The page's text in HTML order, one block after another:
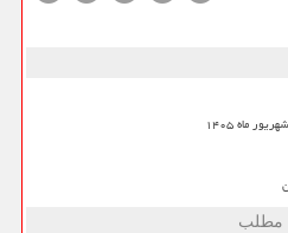
ماه ۱۴۰۵
مطلب